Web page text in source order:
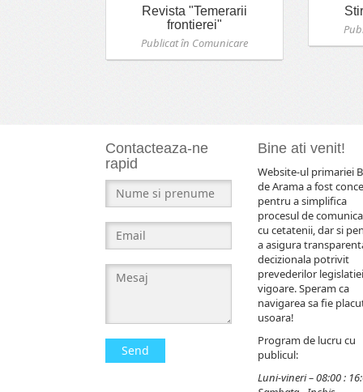
Revista "Temerarii
frontierei"
Publicat în Comunicare
Contacteaza-ne
rapid
Send
Bine ati venit!
Website-ul primariei
de Arama a fost
pentru a simplifica
procesul de
cu cetatenii, dar si
a asigura
decizionala potrivit
prevederilor
vigoare. Speram ca
navigarea sa fie
usoara!
Program de lucru cu
publicul:
Luni-vineri – 08:00 :